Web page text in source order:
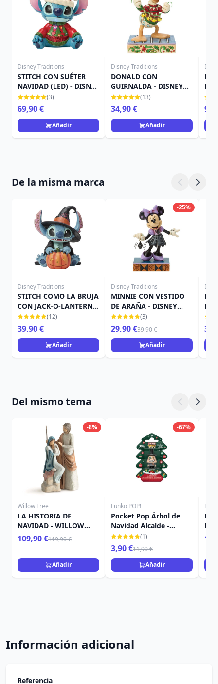
Disney Traditions
STITCH CON SUÉTER
NAVIDAD (LED) - DISNEY
TRADITIONS
(3)
69,90 €
Añadir
Disney Traditions
DONALD CON
GUIRNALDA - DISNEY
TRADITIONS
(13)
34,90 €
Añadir
De la misma marca
Disney Traditions
STITCH COMO LA BRUJA
CON JACK-O-LANTERN -
DISNEY TRADITIONS
(12)
39,90 €
Añadir
-25%
Disney Traditions
MINNIE CON VESTIDO
DE ARAÑA - DISNEY
TRADITIONS
(3)
29,90 €39,90 €
Añadir
DE
Del mismo tema
-8%
Willow Tree
LA HISTORIA DE
NAVIDAD - WILLOW
TREE
109,90 €119,90 €
Añadir
-67%
Funko POP!
Pocket Pop Árbol de
Navidad Alcalde -
Disney Pesadilla antes
Navidad
(1)
3,90 €11,90 €
Añadir
Información adicional
Referencia